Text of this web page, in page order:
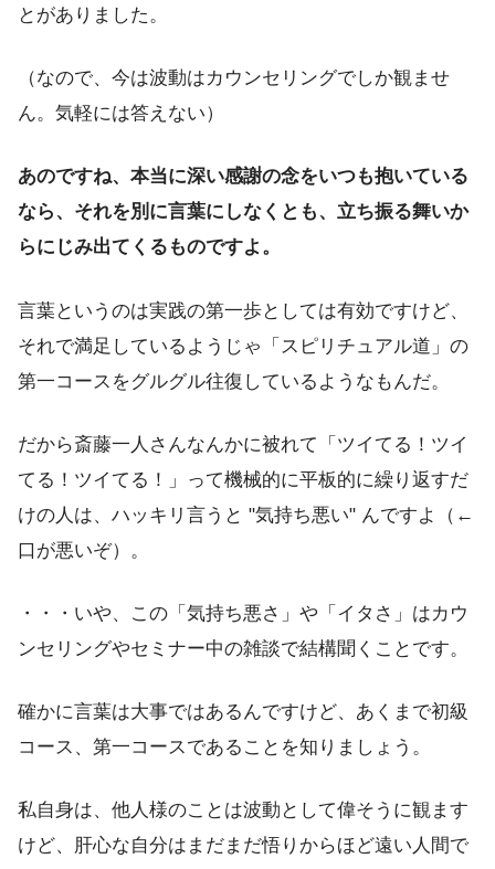
とがありました。
（なので、今は波動はカウンセリングでしか観ませ
ん。気軽には答えない）
あのですね、本当に深い感謝の念をいつも抱いている
なら、それを別に言葉にしなくとも、立ち振る舞いか
らにじみ出てくるものですよ。
言葉というのは実践の第一歩としては有効ですけど、
それで満足しているようじゃ「スピリチュアル道」の
第一コースをグルグル往復しているようなもんだ。
だから斎藤一人さんなんかに被れて「ツイてる！ツイ
てる！ツイてる！」って機械的に平板的に繰り返すだ
けの人は、ハッキリ言うと "気持ち悪い" んですよ（←
口が悪いぞ）。
・・・いや、この「気持ち悪さ」や「イタさ」はカウ
ンセリングやセミナー中の雑談で結構聞くことです。
確かに言葉は大事ではあるんですけど、あくまで初級
コース、第一コースであることを知りましょう。
私自身は、他人様のことは波動として偉そうに観ます
けど、肝心な自分はまだまだ悟りからほど遠い人間で